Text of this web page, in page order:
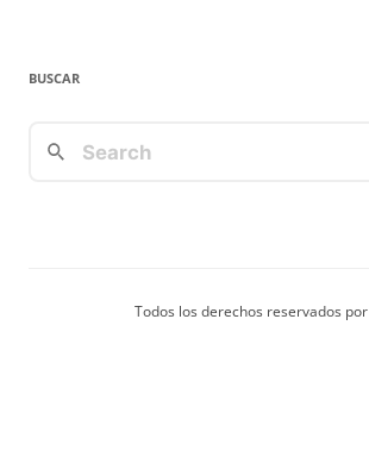
BUSCAR
Todos los derechos reservados por